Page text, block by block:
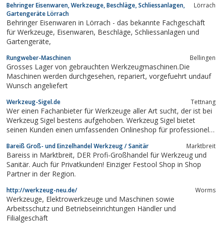
Behringer Eisenwaren, Werkzeuge, Beschläge, Schliessanlagen,
Gartengeräte Lörrach
Lörrach
Behringer Eisenwaren in Lörrach - das bekannte Fachgeschäft
für Werkzeuge, Eisenwaren, Beschläge, Schliessanlagen und
Gartengeräte,
Rungweber-Maschinen Bellingen
Grosses Lager von gebrauchten Werkzeugmaschinen.Die
Maschinen werden durchgesehen, repariert, vorgefuehrt undauf
Wunsch angeliefert
Werkzeug-Sigel.de Tettnang
Wer einen Fachanbieter für Werkzeuge aller Art sucht, der ist bei
Werkzeug Sigel bestens aufgehoben. Werkzeug Sigel bietet
seinen Kunden einen umfassenden Onlineshop für professionelle
Handwerker, Mechaniker oder Techniker – auf der Suche nach
hochwertigem, aber dennoch...
Bareiß Groß- und Einzelhandel Werkzeug / Sanitär Marktbreit
Bareiss in Marktbreit, DER Profi-Großhandel für Werkzeug und
Sanitär. Auch für Privatkunden! Einziger Festool Shop in Shop
Partner in der Region.
http://werkzeug-neu.de/ Worms
Werkzeuge, Elektrowerkzeuge und Maschinen sowie
Arbeitsschutz und Betriebseinrichtungen Händler und
Filialgeschäft